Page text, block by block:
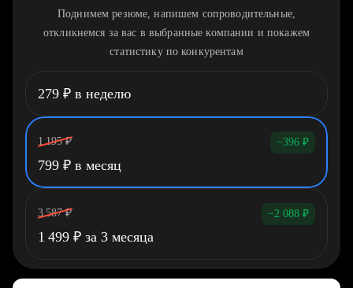
Поднимем резюме, напишем сопроводительные,
откликнемся за вас в выбранные компании и покажем
статистику по конкурентам
279 ₽ в неделю
1 195 ₽ −396 ₽
799 ₽ в месяц
3 587 ₽ −2 088 ₽
1 499 ₽ за 3 месяца